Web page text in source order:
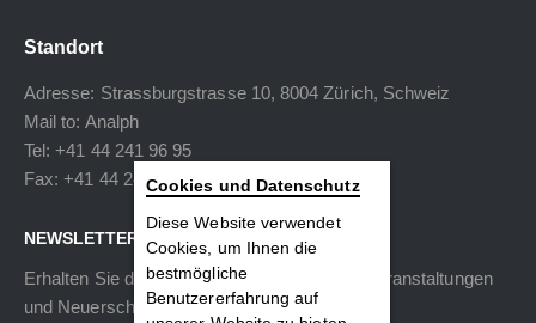
Standort
Adresse: Strassburgstrasse 10, 8004 Zürich, Schweiz
Mail to: Analph
Tel: +41 44 241 96 95
Fax: +41 44 240 34 40
NEWSLETTER
Erhalten Sie die neuesten Informationen zu Veranstaltungen
und Neuerscheinungen.
Cookies und Datenschutz
Diese Website verwendet
Cookies, um Ihnen die
bestmögliche
Benutzererfahrung auf